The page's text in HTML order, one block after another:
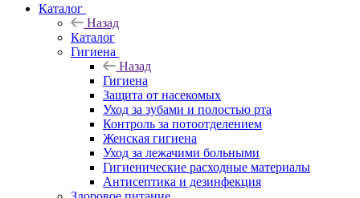
Каталог
Назад
Каталог
Гигиена
Назад
Гигиена
Защита от насекомых
Уход за зубами и полостью рта
Контроль за потоотделением
Женская гигиена
Уход за лежачими больными
Гигиенические расходные материалы
Антисептика и дезинфекция